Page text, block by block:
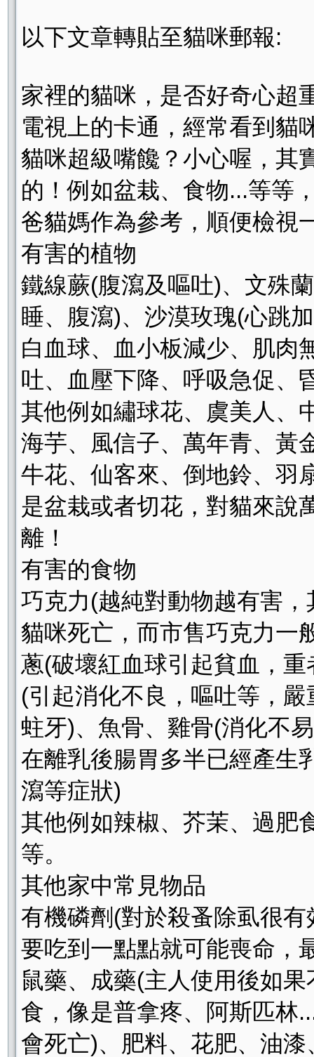
以下文章轉貼至貓咪郵報:
家裡的貓咪，是否好奇心超
電視上的卡通，經常看到貓
貓咪超級嘴饞？小心喔，其
的！例如盆栽、食物...等等
爸貓媽作為參考，順便檢視
有害的植物
鐵線蕨(腹瀉及嘔吐)、文殊
睡、腹瀉)、沙漠玫瑰(心跳
白血球、血小板減少、肌肉
吐、血壓下降、呼吸急促、
其他例如繡球花、虞美人、
海芋、風信子、萬年青、黃
牛花、仙客來、倒地鈴、羽
是盆栽或者切花，對貓來說
離！
有害的食物
巧克力(越純對動物越有害
貓咪死亡，而市售巧克力一
蔥(破壞紅血球引起貧血，
(引起消化不良，嘔吐等，
蛀牙)、魚骨、雞骨(消化不
在離乳後腸胃多半已經產生
瀉等症狀)
其他例如辣椒、芥茉、過肥
等。
其他家中常見物品
有機磷劑(對於殺蚤除虱很
要吃到一點點就可能喪命，
鼠藥、成藥(主人使用後如
食，像是普拿疼、阿斯匹林
會死亡)、肥料、花肥、油